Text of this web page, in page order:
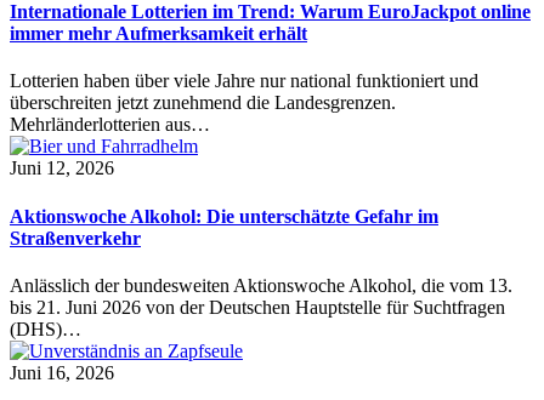
Internationale Lotterien im Trend: Warum EuroJackpot online
immer mehr Aufmerksamkeit erhält
Lotterien haben über viele Jahre nur national funktioniert und
überschreiten jetzt zunehmend die Landesgrenzen.
Mehrländerlotterien aus…
Juni 12, 2026
Aktionswoche Alkohol: Die unterschätzte Gefahr im
Straßenverkehr
Anlässlich der bundesweiten Aktionswoche Alkohol, die vom 13.
bis 21. Juni 2026 von der Deutschen Hauptstelle für Suchtfragen
(DHS)…
Juni 16, 2026